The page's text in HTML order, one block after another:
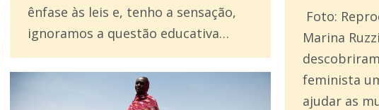
ênfase às leis e, tenho a sensação,
ignoramos a questão educativa…
Foto:
Marina
feminista
ajudar as